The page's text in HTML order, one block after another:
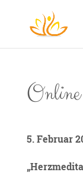
Online
5. Februar